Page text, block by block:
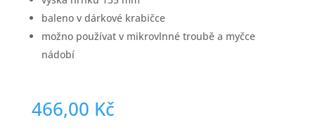
baleno v dárkové krabičce
možno používat v mikrovlnné troubě a myčce
nádobí
466,00 Kč